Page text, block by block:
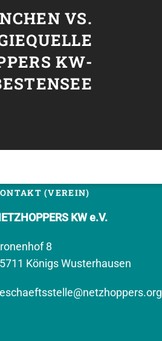
VS.
KW-
(VEREIN)
KW e.V.
8
Königs Wusterhausen